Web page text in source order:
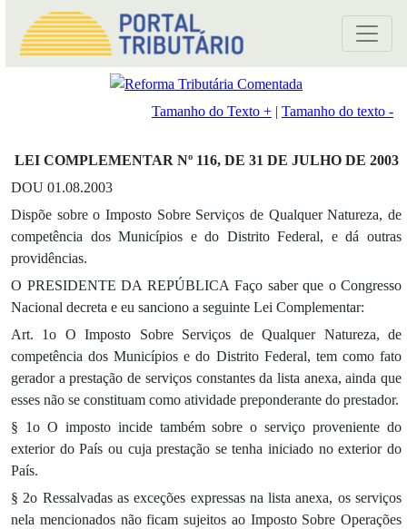
Tamanho do Texto + | Tamanho do texto -
LEI COMPLEMENTAR Nº 116, DE 31 DE JULHO DE 2003
DOU 01.08.2003
Dispõe sobre o Imposto Sobre Serviços de Qualquer Natureza, de
competência dos Municípios e do Distrito Federal, e dá outras
providências.
O PRESIDENTE DA REPÚBLICA Faço saber que o Congresso
Nacional decreta e eu sanciono a seguinte Lei Complementar:
Art. 1o O Imposto Sobre Serviços de Qualquer Natureza, de
competência dos Municípios e do Distrito Federal, tem como fato
gerador a prestação de serviços constantes da lista anexa, ainda que
esses não se constituam como atividade preponderante do prestador.
§ 1o O imposto incide também sobre o serviço proveniente do
exterior do País ou cuja prestação se tenha iniciado no exterior do
País.
§ 2o Ressalvadas as exceções expressas na lista anexa, os serviços
nela mencionados não ficam sujeitos ao Imposto Sobre Operações